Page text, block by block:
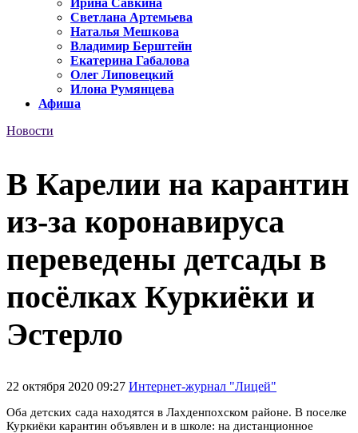
Ирина Савкина
Светлана Артемьева
Наталья Мешкова
Владимир Берштейн
Екатерина Габалова
Олег Липовецкий
Илона Румянцева
Афиша
Новости
В Карелии на карантин
из-за коронавируса
переведены детсады в
посёлках Куркиёки и
Эстерло
22 октября 2020 09:27 Интернет-журнал "Лицей"
Оба детских сада находятся в Лахденпохском районе. В поселке
Куркиёки карантин объявлен и в школе: на дистанционное